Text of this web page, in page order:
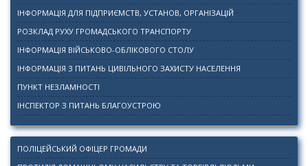
ІНФОРМАЦІЯ ДЛЯ ПІДПРИЄМСТВ, УСТАНОВ, ОРГАНІЗАЦІЙ
РОЗКЛАД РУХУ ГРОМАДСЬКОГО ТРАНСПОРТУ
ІНФОРМАЦІЯ ВІЙСЬКОВО-ОБЛІКОВОГО СТОЛУ
ІНФОРМАЦІЯ З ПИТАНЬ ЦИВІЛЬНОГО ЗАХИСТУ НАСЕЛЕННЯ
ПУНКТ НЕЗЛАМНОСТІ
ІНСПЕКТОР З ПИТАНЬ БЛАГОУСТРОЮ
ПОЛІЦЕЙСЬКИЙ ОФІЦЕР ГРОМАДИ